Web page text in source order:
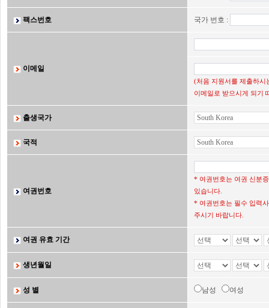
팩스번호 국가 번호 :
이메일
(처음 지원서를 제출하시
이메일로 받으시게 되기
출생국가
국적
여권번호
* 여권번호는 여권 신분
있습니다.
* 여권번호는 필수 입력
주시기 바랍니다.
여권 유효 기간
생년월일
성 별 남성 여성